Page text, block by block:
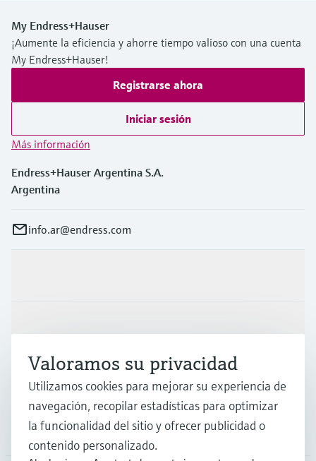
My Endress+Hauser
¡Aumente la eficiencia y ahorre tiempo valioso con una cuenta
My Endress+Hauser!
Registrarse ahora
Iniciar sesión
Más información
Endress+Hauser Argentina S.A.
Argentina
info.ar@endress.com
Soporte
Compañía
Valoramos su privacidad
Utilizamos cookies para mejorar su experiencia de
navegación, recopilar estadísticas para optimizar
la funcionalidad del sitio y ofrecer publicidad o
contenido personalizado.